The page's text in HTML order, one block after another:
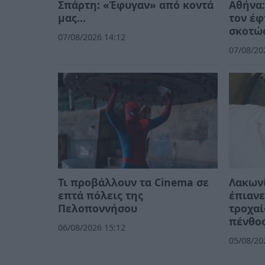
Σπάρτη: «Έφυγαν» από κοντά
μας…
07/08/2026 14:12
τον
07/08/
Τι προβάλλουν τα Cinema σε
επτά πόλεις της
Πελοποννήσου
06/08/2026 15:12
05/08/